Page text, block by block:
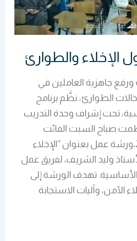
والطوارئ
ورفع جاهزية العاملين في
الطوارئ، نظَّم برنامج
تحت إشراف وحدة التدريب
صباح السبت الفائت
الموافق 4 يوليو 2026،ورشة عمل بعنوان “الإخلاء
وليد الشريف، لفريق عمل
الأساسية. تهدف الورشة إلى
الآمن، وآليات الاستجابة